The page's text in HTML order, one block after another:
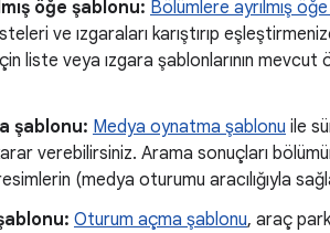
öğe şablonu: Bölümlere ayrılmış
ve ızgaraları karıştırıp
liste veya ızgara şablonlarının mevcut
şablonu: Medya oynatma şablonu ile
verebilirsiniz. Arama sonuçları
(medya oturumu aracılığıyla
Oturum açma şablonu, araç